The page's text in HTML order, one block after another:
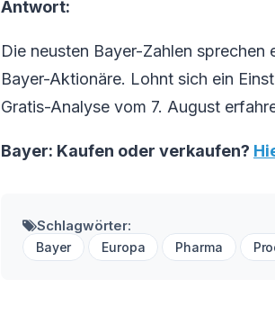
Antwort:
Die neusten Bayer-Zahlen
Bayer-Aktionäre. Lohnt sich ein
Gratis-Analyse vom 7. August
Bayer: Kaufen oder verkaufen?
Schlagwörter:
Bayer Europa Pharma